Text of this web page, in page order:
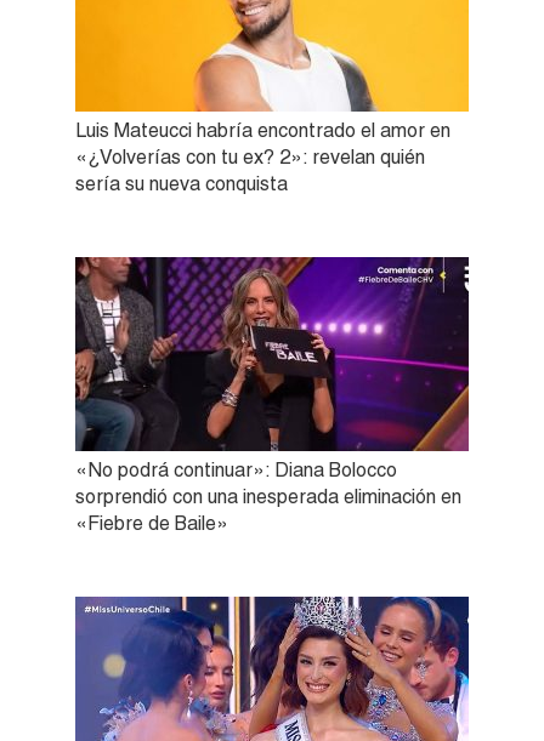
Luis Mateucci habría encontrado el amor en
«¿Volverías con tu ex? 2»: revelan quién
sería su nueva conquista
«No podrá continuar»: Diana Bolocco
sorprendió con una inesperada eliminación en
«Fiebre de Baile»